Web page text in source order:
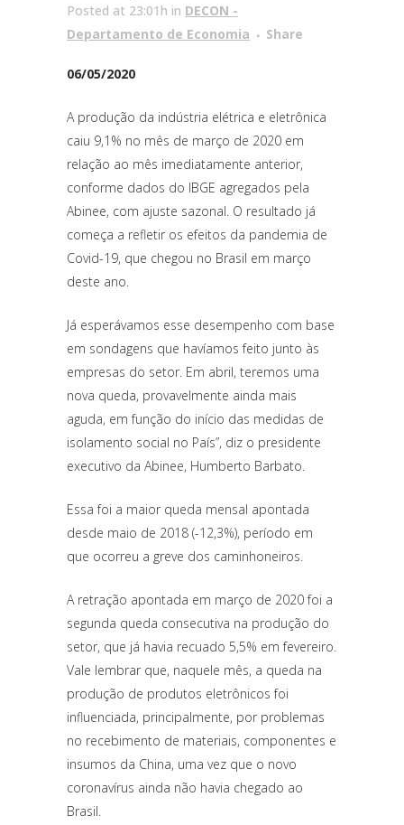
Posted at 23:01h in DECON -
Departamento de Economia
Share
06/05/2020
A produção da indústria elétrica e eletrônica
caiu 9,1% no mês de março de 2020 em
relação ao mês imediatamente anterior,
conforme dados do IBGE agregados pela
Abinee, com ajuste sazonal. O resultado já
começa a refletir os efeitos da pandemia de
Covid-19, que chegou no Brasil em março
deste ano.
Já esperávamos esse desempenho com base
em sondagens que havíamos feito junto às
empresas do setor. Em abril, teremos uma
nova queda, provavelmente ainda mais
aguda, em função do início das medidas de
isolamento social no País”, diz o presidente
executivo da Abinee, Humberto Barbato.
Essa foi a maior queda mensal apontada
desde maio de 2018 (-12,3%), período em
que ocorreu a greve dos caminhoneiros.
A retração apontada em março de 2020 foi a
segunda queda consecutiva na produção do
setor, que já havia recuado 5,5% em fevereiro.
Vale lembrar que, naquele mês, a queda na
produção de produtos eletrônicos foi
influenciada, principalmente, por problemas
no recebimento de materiais, componentes e
insumos da China, uma vez que o novo
coronavírus ainda não havia chegado ao
Brasil.